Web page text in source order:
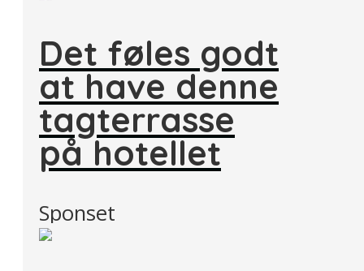
Det føles godt
at have denne
tagterrasse
på hotellet
Sponset